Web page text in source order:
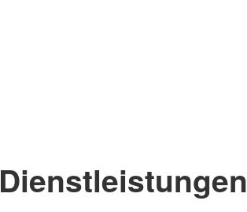
Dienstleistungen